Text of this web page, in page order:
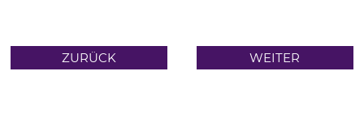
ZURÜCK WEITER